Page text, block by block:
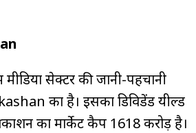
सेक्टर की जानी-पहचानी
का है। इसका डिविडेंड यील्ड
का मार्केट कैप ₹1618 करोड़ है।